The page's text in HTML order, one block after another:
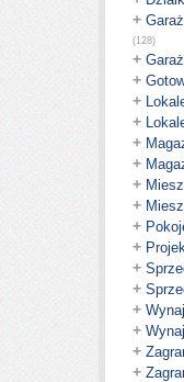
+
(128)
+
+
+
+
+
+
+
+
+
+
+
+
+
+
+
+